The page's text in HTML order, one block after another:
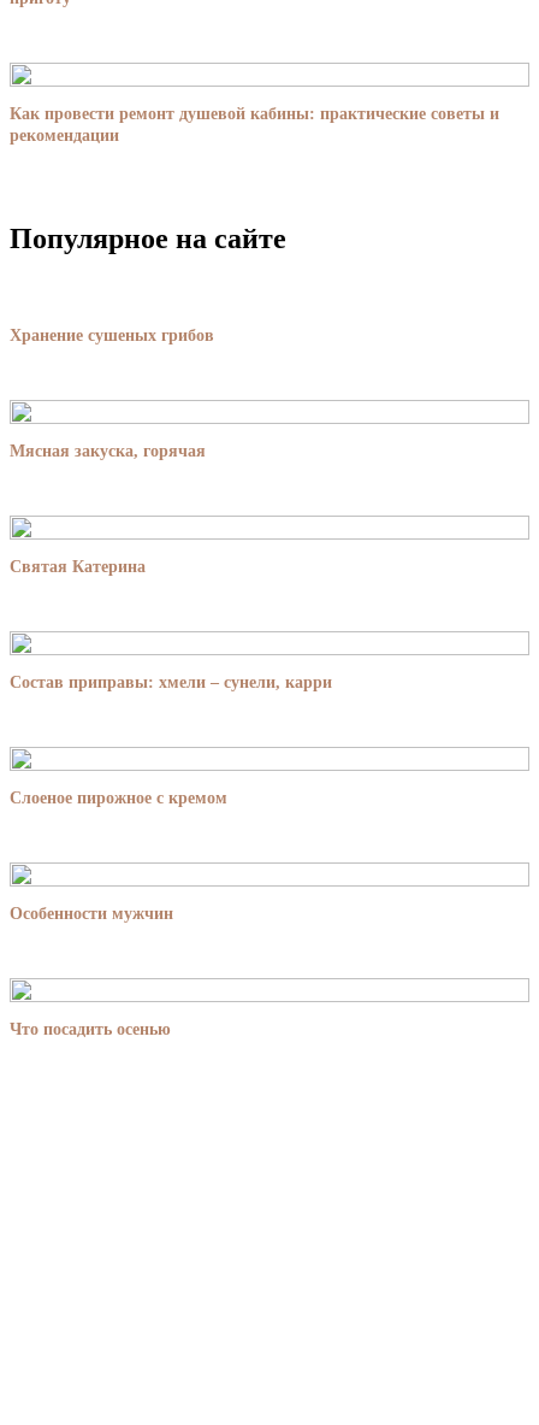
Как провести ремонт душевой кабины: практические советы и
рекомендации
Популярное на сайте
Хранение сушеных грибов
Мясная закуска, горячая
Святая Катерина
Состав приправы: хмели – сунели, карри
Слоеное пирожное с кремом
Особенности мужчин
Что посадить осенью